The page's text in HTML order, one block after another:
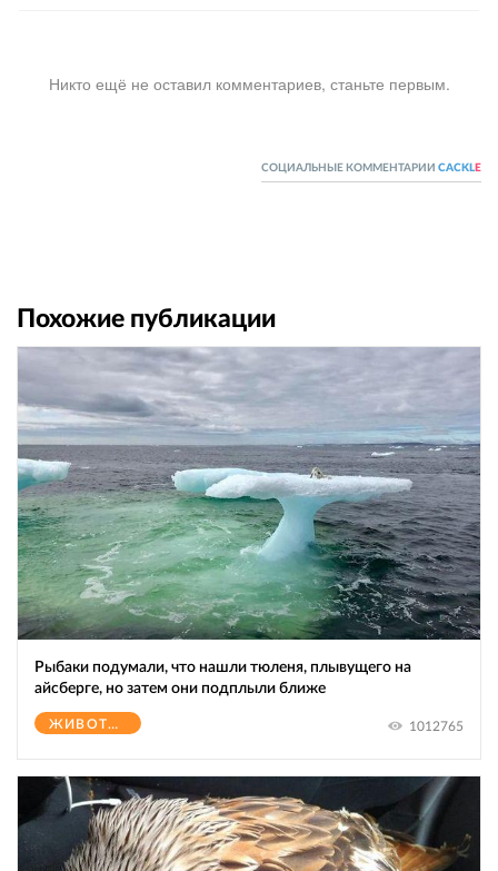
Никто ещё не оставил комментариев, станьте первым.
СОЦИАЛЬНЫЕ КОММЕНТАРИИ CACKL E
Похожие публикации
Рыбаки подумали, что нашли тюленя, плывущего на
айсберге, но затем они подплыли ближе
ЖИВОТНЫЕ 1012765